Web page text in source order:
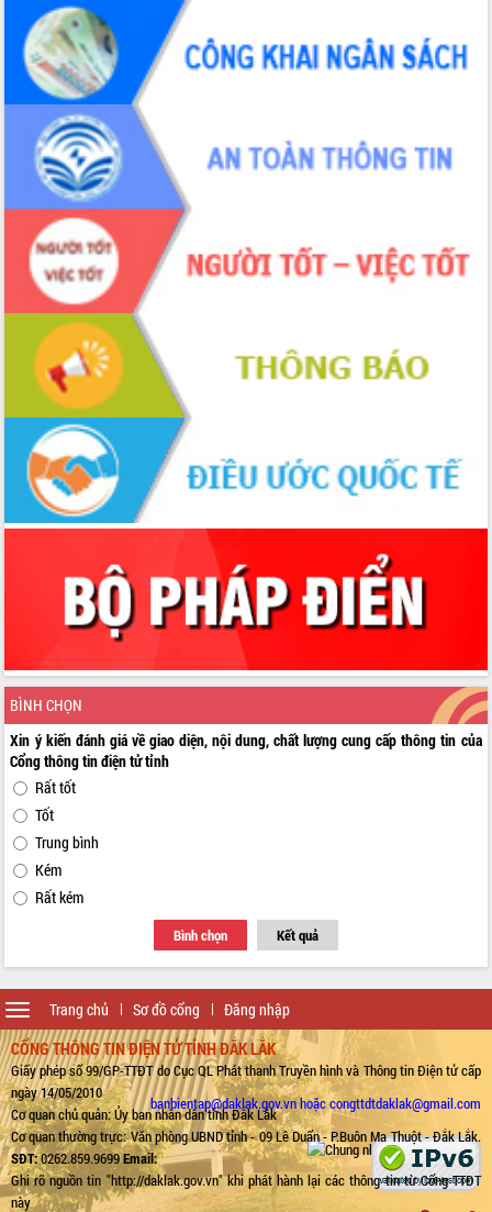
BÌNH CHỌN
Xin ý kiến đánh giá về giao diện, nội dung, chất lượng cung cấp thông tin của
Cổng thông tin điện tử tỉnh
Rất tốt
Tốt
Trung bình
Kém
Rất kém
Bình chọn Kết quả
Trang chủ Sơ đồ cổng Đăng nhập
Toggle
navigation
CỔNG THÔNG TIN ĐIỆN TỬ TỈNH ĐẮK LẮK
Giấy phép số 99/GP-TTĐT do Cục QL Phát thanh Truyền hình và Thông tin Điện tử cấp
ngày 14/05/2010
Cơ quan chủ quản: Ủy ban nhân dân tỉnh Đắk Lắk
Cơ quan thường trực: Văn phòng UBND tỉnh - 09 Lê Duẩn - P.Buôn Ma Thuột - Đắk Lắk.
SĐT:0262.859.9699Email:
banbientap@daklak.gov.vn hoặc congttdtdaklak@gmail.com
Ghi rõ nguồn tin "http://daklak.gov.vn" khi phát hành lại các thông tin từ Cổng TTĐT
này